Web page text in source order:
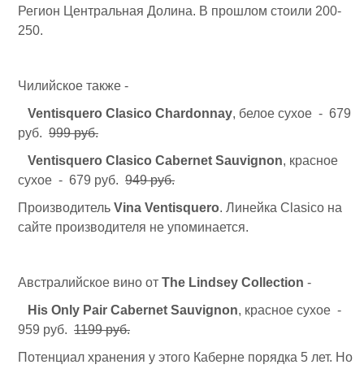
Регион Центральная Долина. В прошлом стоили 200-
250.
Чилийское также -
Ventisquero Clasico Chardonnay, белое сухое - 679
руб. 999 руб.
Ventisquero Clasico Cabernet Sauvignon, красное
сухое - 679 руб. 949 руб.
Производитель Vina Ventisquero. Линейка Clasico на
сайте производителя не упоминается.
Австралийское вино от The Lindsey Collection -
His Only Pair Cabernet Sauvignon, красное сухое -
959 руб. 1199 руб.
Потенциал хранения у этого Каберне порядка 5 лет. Но